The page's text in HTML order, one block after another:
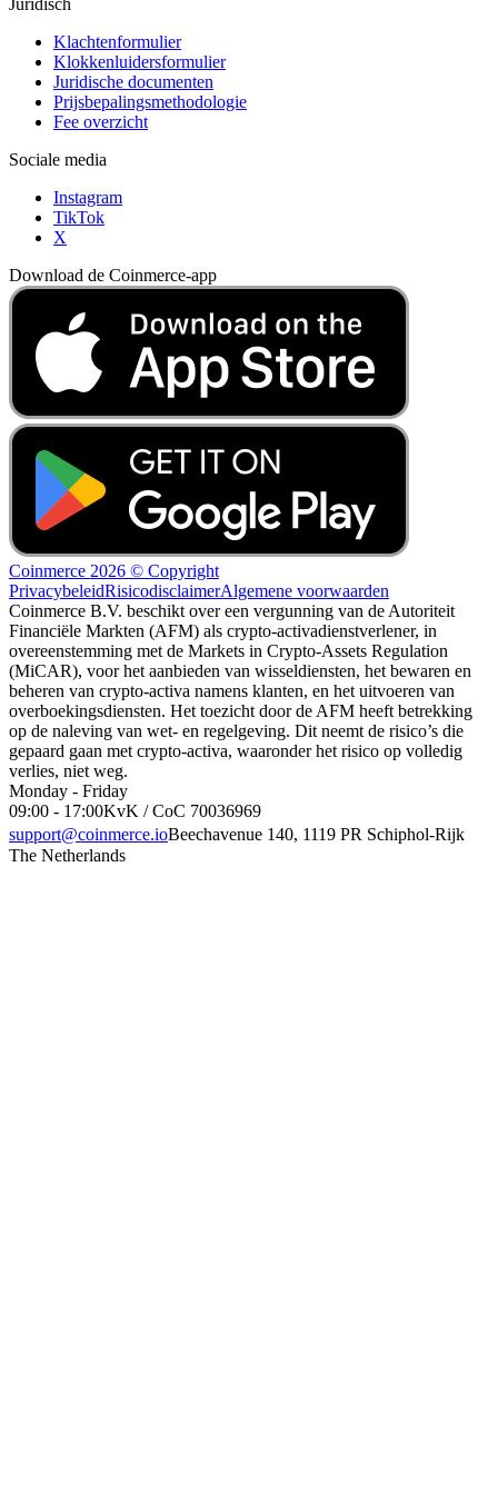
Juridisch
Klachtenformulier
Klokkenluidersformulier
Juridische documenten
Prijsbepalingsmethodologie
Fee overzicht
Sociale media
Instagram
TikTok
X
Download de Coinmerce-app
Coinmerce 2026 © Copyright
PrivacybeleidRisicodisclaimerAlgemene voorwaarden
Coinmerce B.V. beschikt over een vergunning van de Autoriteit
Financiële Markten (AFM) als crypto-activadienstverlener, in
overeenstemming met de Markets in Crypto-Assets Regulation
(MiCAR), voor het aanbieden van wisseldiensten, het bewaren en
beheren van crypto-activa namens klanten, en het uitvoeren van
overboekingsdiensten. Het toezicht door de AFM heeft betrekking
op de naleving van wet- en regelgeving. Dit neemt de risico’s die
gepaard gaan met crypto-activa, waaronder het risico op volledig
verlies, niet weg.
Monday - Friday
09:00 - 17:00KvK / CoC 70036969
support@coinmerce.ioBeechavenue 140, 1119 PR Schiphol-Rijk
The Netherlands